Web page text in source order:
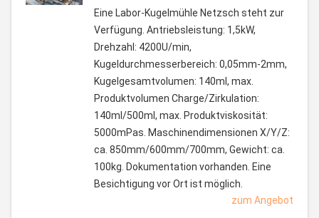
Eine Labor-Kugelmühle Netzsch steht zur
Verfügung. Antriebsleistung: 1,5kW,
Drehzahl: 4200U/min,
Kugeldurchmesserbereich: 0,05mm-2mm,
Kugelgesamtvolumen: 140ml, max.
Produktvolumen Charge/Zirkulation:
140ml/500ml, max. Produktviskosität:
5000mPas. Maschinendimensionen X/Y/Z:
ca. 850mm/600mm/700mm, Gewicht: ca.
100kg. Dokumentation vorhanden. Eine
Besichtigung vor Ort ist möglich.
zum Angebot